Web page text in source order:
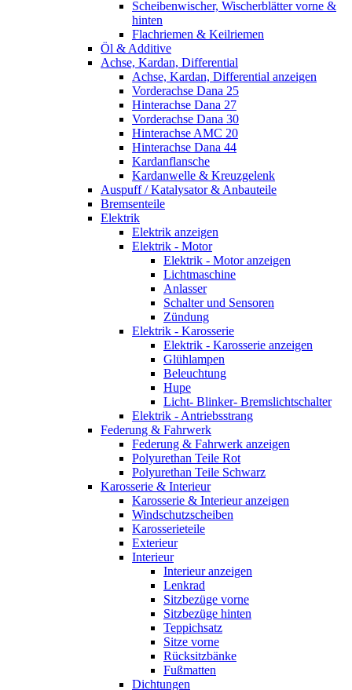
Scheibenwischer, Wischerblätter vorne &
hinten
Flachriemen & Keilriemen
Öl & Additive
Achse, Kardan, Differential
Achse, Kardan, Differential anzeigen
Vorderachse Dana 25
Hinterachse Dana 27
Vorderachse Dana 30
Hinterachse AMC 20
Hinterachse Dana 44
Kardanflansche
Kardanwelle & Kreuzgelenk
Auspuff / Katalysator & Anbauteile
Bremsenteile
Elektrik
Elektrik anzeigen
Elektrik - Motor
Elektrik - Motor anzeigen
Lichtmaschine
Anlasser
Schalter und Sensoren
Zündung
Elektrik - Karosserie
Elektrik - Karosserie anzeigen
Glühlampen
Beleuchtung
Hupe
Licht- Blinker- Bremslichtschalter
Elektrik - Antriebsstrang
Federung & Fahrwerk
Federung & Fahrwerk anzeigen
Polyurethan Teile Rot
Polyurethan Teile Schwarz
Karosserie & Interieur
Karosserie & Interieur anzeigen
Windschutzscheiben
Karosserieteile
Exterieur
Interieur
Interieur anzeigen
Lenkrad
Sitzbezüge vorne
Sitzbezüge hinten
Teppichsatz
Sitze vorne
Rücksitzbänke
Fußmatten
Dichtungen